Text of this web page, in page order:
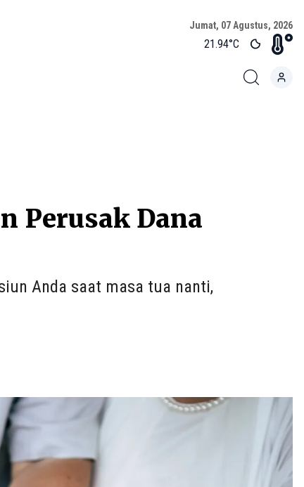
Jumat, 07 Agustus, 2026
21.94°C
Perusak Dana
Anda saat masa tua nanti,